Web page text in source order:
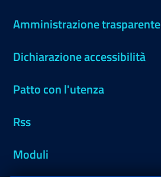
Amministrazione trasparente
Dichiarazione accessibilità
Patto con l'utenza
Rss
Moduli